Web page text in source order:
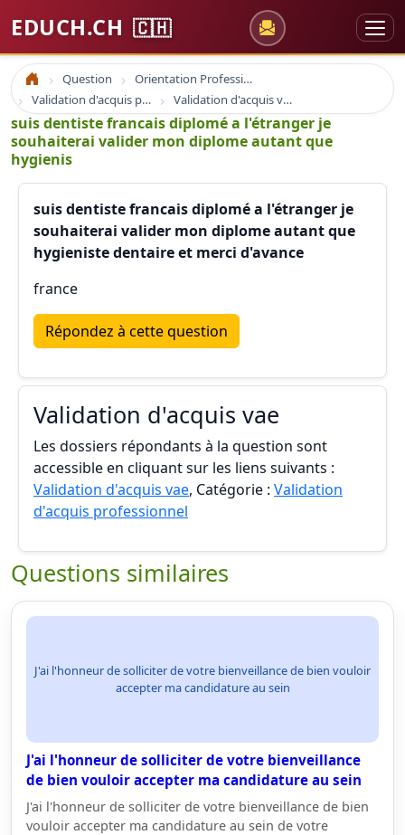
EDUCH.CH 🇨🇭
Accueil Question
Orientation Professionnelle
Validation d'acquis professionnel
Validation d'acquis vae
suis dentiste francais diplomé a l'étranger je
souhaiterai valider mon diplome autant que
hygienis
suis dentiste francais diplomé a l'étranger je
souhaiterai valider mon diplome autant que
hygieniste dentaire et merci d'avance
france
Répondez à cette question
Validation d'acquis vae
Les dossiers répondants à la question sont
accessible en cliquant sur les liens suivants :
Validation d'acquis vae, Catégorie : Validation
d'acquis professionnel
Questions similaires
J'ai l'honneur de solliciter de votre bienveillance de bien vouloir
accepter ma candidature au sein
J'ai l'honneur de solliciter de votre bienveillance
de bien vouloir accepter ma candidature au sein
J'ai l'honneur de solliciter de votre bienveillance de bien
vouloir accepter ma candidature au sein de votre